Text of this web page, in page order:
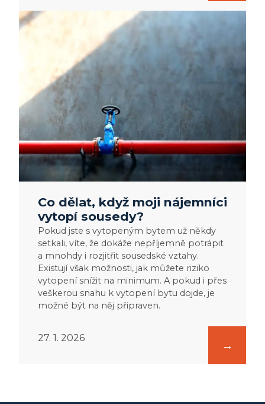
Co dělat, když moji nájemníci
vytopí sousedy?
Pokud jste s vytopeným bytem už někdy
setkali, víte, že dokáže nepříjemně potrápit
a mnohdy i rozjitřit sousedské vztahy.
Existují však možnosti, jak můžete riziko
vytopení snížit na minimum. A pokud i přes
veškerou snahu k vytopení bytu dojde, je
možné být na něj připraven.
27. 1. 2026
Co
nájemníci
vytopí
sousedy?